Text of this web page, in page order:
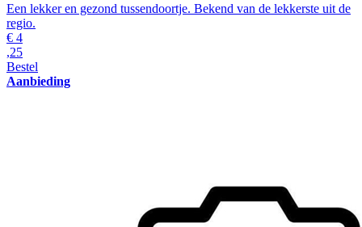
Een lekker en gezond tussendoortje. Bekend van de lekkerste uit de
regio.
€ 4
,25
Bestel
Aanbieding